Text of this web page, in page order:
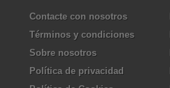
Contacte con nosotros
Términos y condiciones
Sobre nosotros
Política de privacidad